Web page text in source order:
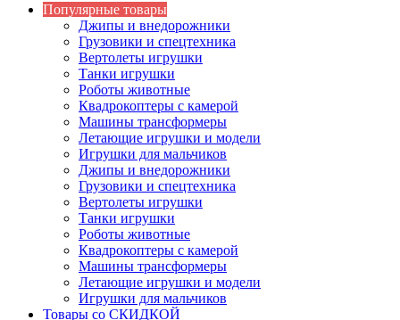
Популярные товары
Джипы и внедорожники
Грузовики и спецтехника
Вертолеты игрушки
Танки игрушки
Роботы животные
Квадрокоптеры с камерой
Машины трансформеры
Летающие игрушки и модели
Игрушки для мальчиков
Джипы и внедорожники
Грузовики и спецтехника
Вертолеты игрушки
Танки игрушки
Роботы животные
Квадрокоптеры с камерой
Машины трансформеры
Летающие игрушки и модели
Игрушки для мальчиков
Товары со СКИДКОЙ